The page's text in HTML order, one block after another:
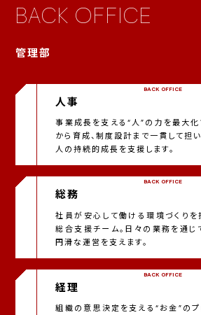
BACK OFFICE
管理部
BACK OFFICE
人事
事業成長を支える“人”の力を最大化
から育成、制度設計まで一貫して担い
人の持続的成長を支援します。
BACK OFFICE
総務
社員が安心して働ける環境づくりを
総合支援チーム。日々の業務を通じ
円滑な運営を支えます。
BACK OFFICE
経理
組織の意思決定を支える“お金”のプ